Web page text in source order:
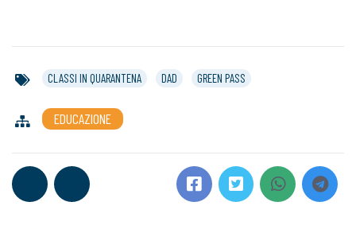
CLASSI IN QUARANTENA DAD GREEN PASS
EDUCAZIONE